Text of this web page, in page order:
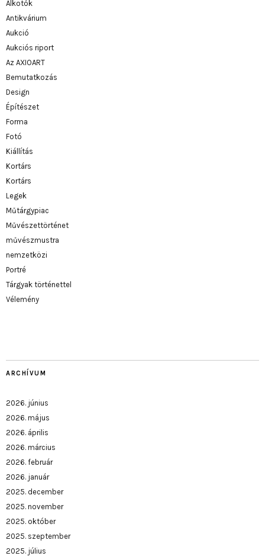
Alkotók
Antikvárium
Aukció
Aukciós riport
Az AXIOART
Bemutatkozás
Design
Építészet
Forma
Fotó
Kiállítás
Kortárs
Kortárs
Legek
Műtárgypiac
Művészettörténet
művészmustra
nemzetközi
Portré
Tárgyak történettel
Vélemény
ARCHÍVUM
2026. június
2026. május
2026. április
2026. március
2026. február
2026. január
2025. december
2025. november
2025. október
2025. szeptember
2025. július